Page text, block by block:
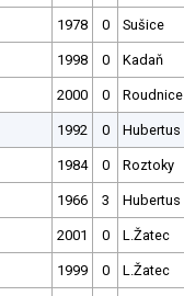
1978 0 Sušice
1998 0 Kadaň
2000 0 Roudnice
1992 0 Hubertus
1984 0 Roztoky
1966 3 Hubertus
2001 0 L.Žatec
1999 0 L.Žatec